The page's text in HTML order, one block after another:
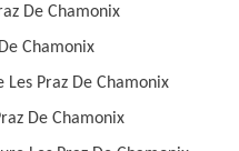
De Chamonix
Chamonix
Praz De Chamonix
De Chamonix